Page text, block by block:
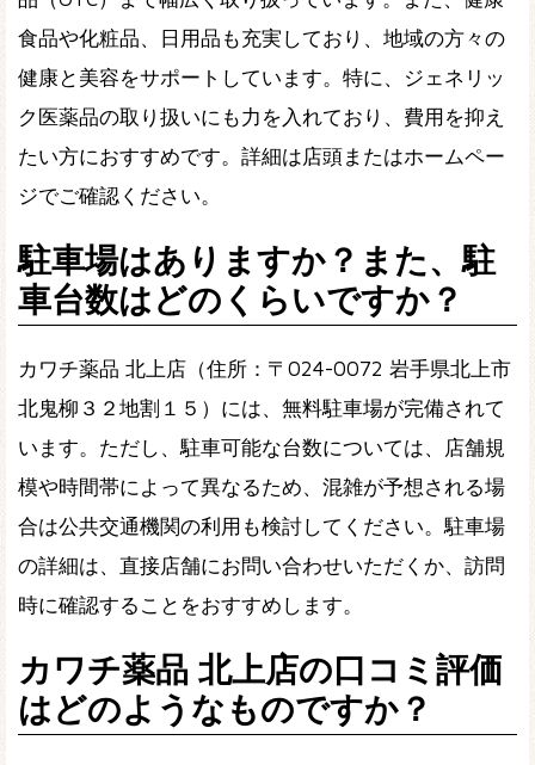
食品や化粧品、日用品も充実しており、地域の方々の
健康と美容をサポートしています。特に、ジェネリッ
ク医薬品の取り扱いにも力を入れており、費用を抑え
たい方におすすめです。詳細は店頭またはホームペー
ジでご確認ください。
駐車場はありますか？また、駐
車台数はどのくらいですか？
カワチ薬品 北上店（住所：〒024-0072 岩手県北上市
北鬼柳３２地割１５）には、無料駐車場が完備されて
います。ただし、駐車可能な台数については、店舗規
模や時間帯によって異なるため、混雑が予想される場
合は公共交通機関の利用も検討してください。駐車場
の詳細は、直接店舗にお問い合わせいただくか、訪問
時に確認することをおすすめします。
カワチ薬品 北上店の口コミ評価
はどのようなものですか？